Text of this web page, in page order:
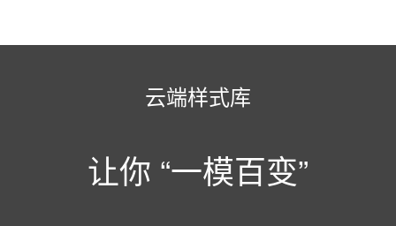
云端样式库
让你 “一模百变”